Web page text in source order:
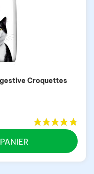
Croquettes